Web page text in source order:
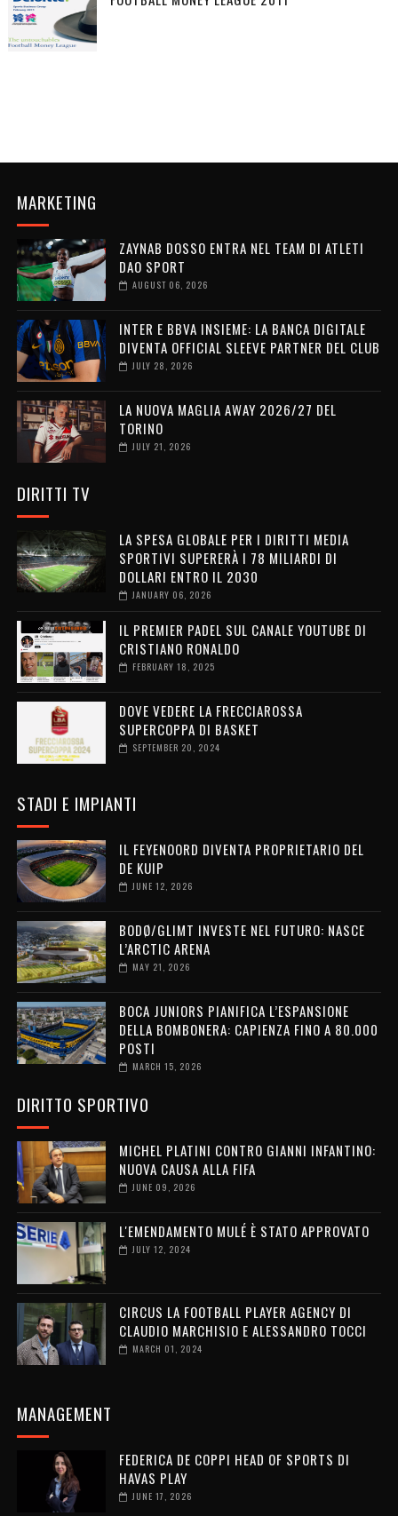
MARKETING
ZAYNAB DOSSO ENTRA NEL TEAM DI ATLETI
DAO SPORT
AUGUST 06, 2026
INTER E BBVA INSIEME: LA BANCA DIGITALE
DIVENTA OFFICIAL SLEEVE PARTNER DEL CLUB
JULY 28, 2026
LA NUOVA MAGLIA AWAY 2026/27 DEL
TORINO
JULY 21, 2026
DIRITTI TV
LA SPESA GLOBALE PER I DIRITTI MEDIA
SPORTIVI SUPERERÀ I 78 MILIARDI DI
DOLLARI ENTRO IL 2030
JANUARY 06, 2026
IL PREMIER PADEL SUL CANALE YOUTUBE DI
CRISTIANO RONALDO
FEBRUARY 18, 2025
DOVE VEDERE LA FRECCIAROSSA
SUPERCOPPA DI BASKET
SEPTEMBER 20, 2024
STADI E IMPIANTI
IL FEYENOORD DIVENTA PROPRIETARIO DEL
DE KUIP
JUNE 12, 2026
BODØ/GLIMT INVESTE NEL FUTURO: NASCE
L’ARCTIC ARENA
MAY 21, 2026
BOCA JUNIORS PIANIFICA L’ESPANSIONE
DELLA BOMBONERA: CAPIENZA FINO A 80.000
POSTI
MARCH 15, 2026
DIRITTO SPORTIVO
MICHEL PLATINI CONTRO GIANNI INFANTINO:
NUOVA CAUSA ALLA FIFA
JUNE 09, 2026
L'EMENDAMENTO MULÉ È STATO APPROVATO
JULY 12, 2024
CIRCUS LA FOOTBALL PLAYER AGENCY DI
CLAUDIO MARCHISIO E ALESSANDRO TOCCI
MARCH 01, 2024
MANAGEMENT
FEDERICA DE COPPI HEAD OF SPORTS DI
HAVAS PLAY
JUNE 17, 2026